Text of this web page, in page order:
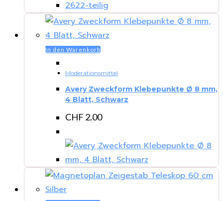
In den Warenkorb
Moderationsmittel
Avery Zweckform Klebepunkte Ø 8 mm,
4 Blatt, Schwarz
CHF 2.00